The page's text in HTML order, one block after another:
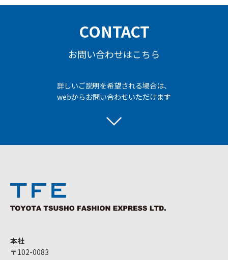
CONTACT
お問い合わせはこちら
詳しいご説明を希望される場合は、
webからお問い合わせいただけます
本社
〒102-0083